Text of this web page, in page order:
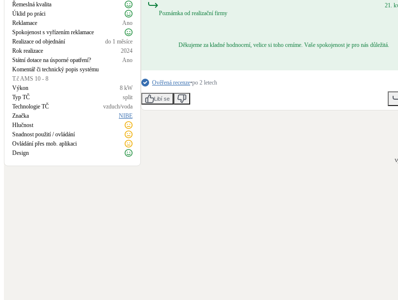
Větrné elektrárny NEW
Řemeslná kvalita
Úklid po práci
Reklamace
Ano
Spokojenost s vyřízením reklamace
Realizace od objednání
do 1 měsíce
Rok realizace
2024
Státní dotace na úsporné opatření?
Ano
Komentář či technický popis systému
T.č AMS 10 - 8
Výkon
8 kW
Typ TČ
split
Technologie TČ
vzduch/voda
Značka
NIBE
Hlučnost
Snadnost použití / ovládání
Ovládání přes mob. aplikaci
Design
Poznámka od realizační firmy
21.
Děkujeme za kladné hodnocení, velice si toho ceníme. Vaše spokojenost je pro nás důležitá.
Ověřená recenze•po 2 letech
Libí se